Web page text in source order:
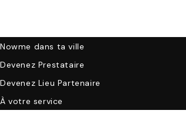
Nowme dans ta ville
Devenez Prestataire
Devenez Lieu Partenaire
À votre service